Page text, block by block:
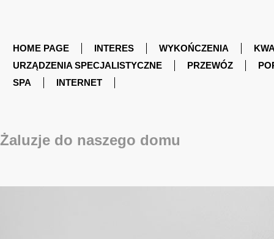
HOME PAGE INTERES WYKOŃCZENIA
URZĄDZENIA SPECJALISTYCZNE
PRZEWÓZ
SPA
INTERNET
Żaluzje do naszego domu